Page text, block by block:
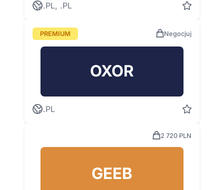
.PL, .PL
PREMIUM Negocjuj
OXOR
.PL
2 720 PLN
GEEB